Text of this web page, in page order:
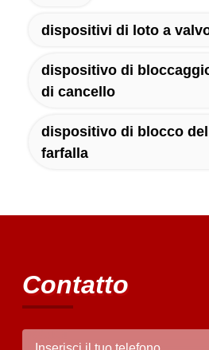
dispositivi di loto a
dispositivo di
di cancello
dispositivo di blocco
farfalla
Contatto